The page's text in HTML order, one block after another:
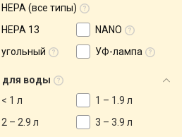
HEPA (все типы)
HEPA 13
NANO
угольный
УФ-лампа
для воды
< 1 л
1 – 1.9 л
2 – 2.9 л
3 – 3.9 л